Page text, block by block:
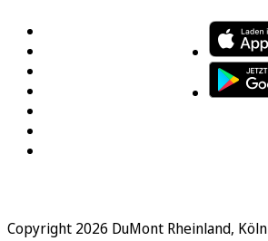
Copyright 2026 DuMont Rheinland, Köln